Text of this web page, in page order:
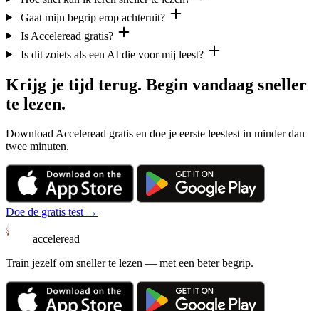
Gaat mijn begrip erop achteruit?
Is Acceleread gratis?
Is dit zoiets als een AI die voor mij leest?
Krijg je tijd terug. Begin vandaag sneller
te lezen.
Download Acceleread gratis en doe je eerste leestest in minder dan
twee minuten.
Doe de gratis test →
acceleread
Train jezelf om sneller te lezen — met een beter begrip.